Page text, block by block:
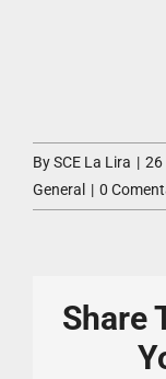
BySCE La Lira | 26
General
| 0
Share